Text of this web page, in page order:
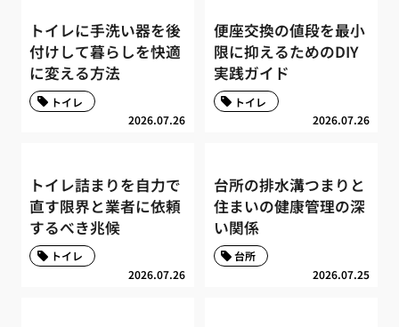
トイレに手洗い器を後
付けして暮らしを快適
に変える方法
2026.07.26
トイレ
便座交換の値段を最小
限に抑えるためのDIY
実践ガイド
2026.07.26
トイレ
トイレ詰まりを自力で
直す限界と業者に依頼
するべき兆候
2026.07.26
トイレ
台所の排水溝つまりと
住まいの健康管理の深
い関係
2026.07.25
台所